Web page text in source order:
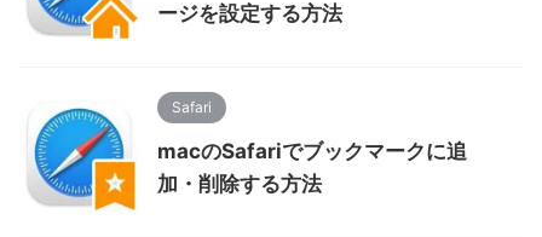
ージを設定する方法
Safari
macのSafariでブックマークに追
加・削除する方法